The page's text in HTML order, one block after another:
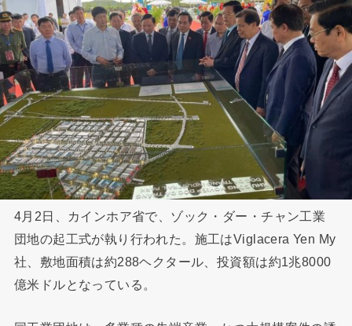
4月2日、カインホア省で、ゾック・ダー・チャン工業
団地の起工式が執り行われた。施工はViglacera Yen My
社、敷地面積は約288ヘクタール、投資額は約1兆8000
億米ドルとなっている。